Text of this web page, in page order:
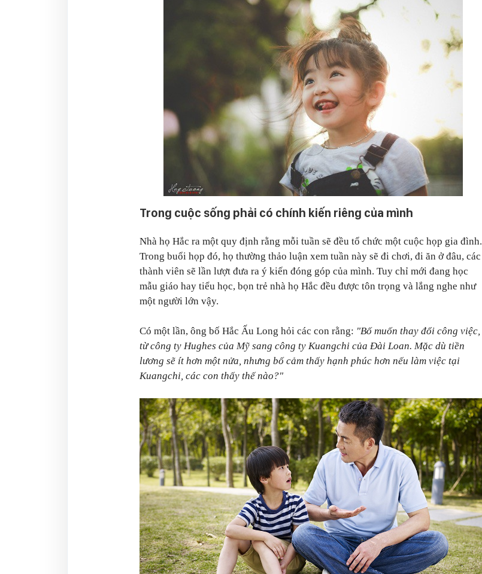
Trong cuộc sống phải có chính kiến riêng của mình
Nhà họ Hắc ra một quy định rằng mỗi tuần sẽ đều tổ chức một cuộc họp gia đình.
Trong buổi họp đó, họ thường thảo luận xem tuần này sẽ đi chơi, đi ăn ở đâu, các
thành viên sẽ lần lượt đưa ra ý kiến đóng góp của mình. Tuy chỉ mới đang học
mẫu giáo hay tiểu học, bọn trẻ nhà họ Hắc đều được tôn trọng và lắng nghe như
một người lớn vậy.
Có một lần, ông bố Hắc Ấu Long hỏi các con rằng: "Bố muốn thay đổi công việc,
từ công ty Hughes của Mỹ sang công ty Kuangchi của Đài Loan. Mặc dù tiền
lương sẽ ít hơn một nửa, nhưng bố cảm thấy hạnh phúc hơn nếu làm việc tại
Kuangchi, các con thấy thế nào?"